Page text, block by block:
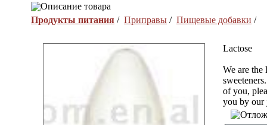
Описание товара
Продукты питания / Приправы / Пищевые добавки /
Lactose
We are
of you,
you by our